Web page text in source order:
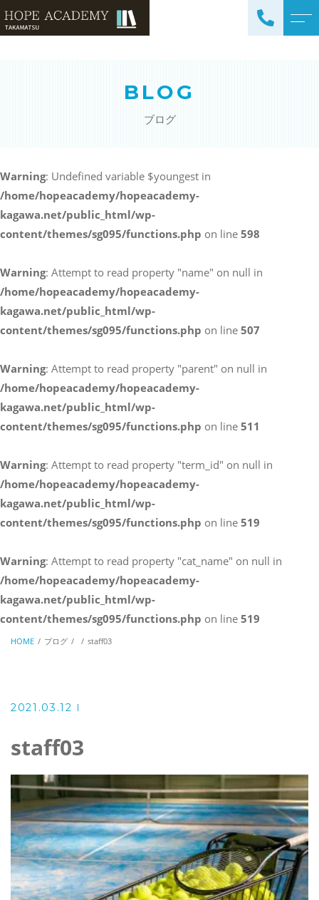
（4科目）
中学生コース（5科目）
高校生コース（3科目）
英会話コース（幼児～小学
校低学年）
087-887-7663
Webからのお問い合わせ
CONTACT
BLOG
ブログ
Warning: Undefined variable $youngest in
/home/hopeacademy/hopeacademy-
kagawa.net/public_html/wp-
content/themes/sg095/functions.php on line 598
Warning: Attempt to read property "name" on null in
/home/hopeacademy/hopeacademy-
kagawa.net/public_html/wp-
content/themes/sg095/functions.php on line 507
Warning: Attempt to read property "parent" on null in
/home/hopeacademy/hopeacademy-
kagawa.net/public_html/wp-
content/themes/sg095/functions.php on line 511
Warning: Attempt to read property "term_id" on null in
/home/hopeacademy/hopeacademy-
kagawa.net/public_html/wp-
content/themes/sg095/functions.php on line 519
Warning: Attempt to read property "cat_name" on null in
/home/hopeacademy/hopeacademy-
kagawa.net/public_html/wp-
content/themes/sg095/functions.php on line 519
HOME ブログ staff03
2021.03.12
staff03